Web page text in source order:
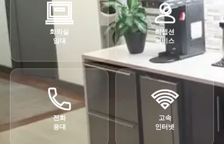
회의실
임대
리셉션
서비스
전화
응대
고속
인터넷